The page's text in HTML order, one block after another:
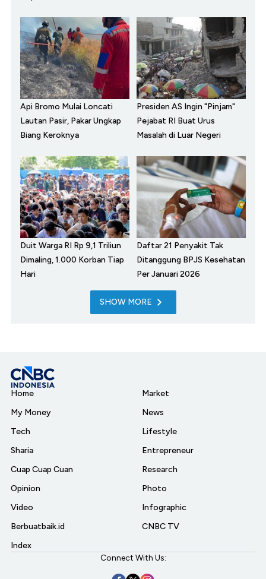
Api Bromo Mulai Loncati
Lautan Pasir, Pakar Ungkap
Biang Keroknya
Presiden AS Ingin "Pinjam"
Pejabat RI Buat Urus
Masalah di Luar Negeri
Duit Warga RI Rp 9,1 Triliun
Dimaling, 1.000 Korban Tiap
Hari
Daftar 21 Penyakit Tak
Ditanggung BPJS Kesehatan
Per Januari 2026
SHOW MORE
Home
My Money
Tech
Sharia
Cuap Cuap Cuan
Opinion
Video
Berbuatbaik.id
Index
Market
News
Lifestyle
Entrepreneur
Research
Photo
Infographic
CNBC TV
Connect With Us: